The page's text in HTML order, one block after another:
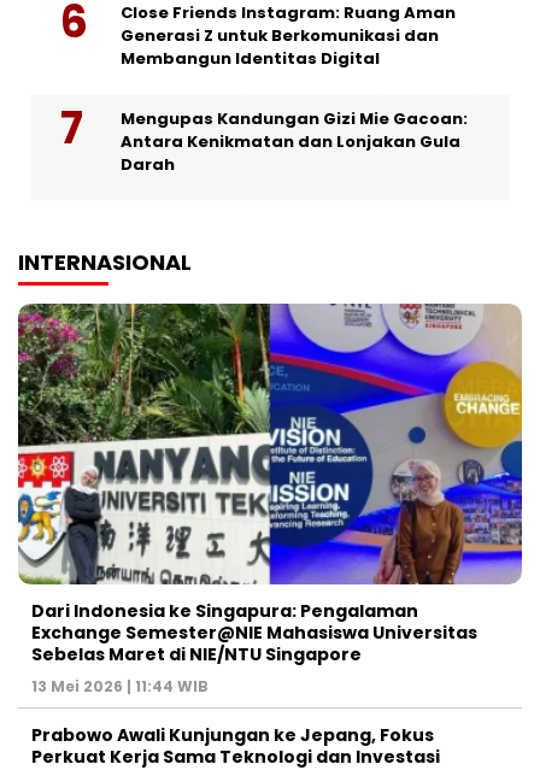
Close Friends Instagram: Ruang Aman
Generasi Z untuk Berkomunikasi dan
Membangun Identitas Digital
Mengupas Kandungan Gizi Mie Gacoan:
Antara Kenikmatan dan Lonjakan Gula
Darah
INTERNASIONAL
Dari Indonesia ke Singapura: Pengalaman
Exchange Semester@NIE Mahasiswa Universitas
Sebelas Maret di NIE/NTU Singapore
13 Mei 2026 | 11:44 WIB
Prabowo Awali Kunjungan ke Jepang, Fokus
Perkuat Kerja Sama Teknologi dan Investasi